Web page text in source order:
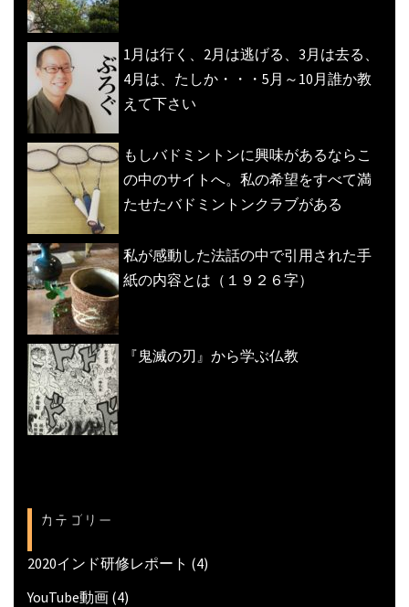
1月は行く、2月は逃げる、3月は去る、
4月は、たしか・・・5月～10月誰か教
えて下さい
もしバドミントンに興味があるならこ
の中のサイトへ。私の希望をすべて満
たせたバドミントンクラブがある
私が感動した法話の中で引用された手
紙の内容とは（１９２６字）
『鬼滅の刃』から学ぶ仏教
カテゴリー
2020インド研修レポート (4)
YouTube動画 (4)